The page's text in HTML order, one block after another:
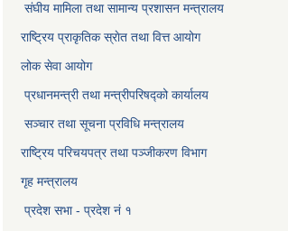
संघीय मामिला तथा सामान्य प्रशासन मन्त्रालय
राष्ट्रिय प्राकृतिक स्राेत तथा वित्त आयोग
लोक सेवा आयोग
प्रधानमन्त्री तथा मन्त्रीपरिषद्को कार्यालय
सञ्‍चार तथा सूचना प्रविधि मन्त्रालय
राष्ट्रिय परिचयपत्र तथा पञ्जीकरण विभाग​
गृह मन्त्रालय
प्रदेश सभा - प्रदेश नं १